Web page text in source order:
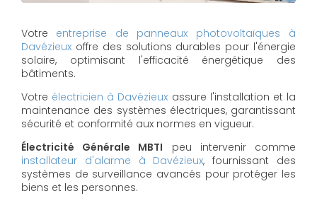
Votre
entreprise de panneaux photovoltaïques à
Davézieux offre des solutions durables pour l'énergie
solaire, optimisant l'efficacité énergétique des
bâtiments.
Votre électricien à Davézieux assure l'installation et la
maintenance des systèmes électriques, garantissant
sécurité et conformité aux normes en vigueur.
Électricité Générale MBTI peu intervenir comme
installateur d'alarme à Davézieux, fournissant des
systèmes de surveillance avancés pour protéger les
biens et les personnes.